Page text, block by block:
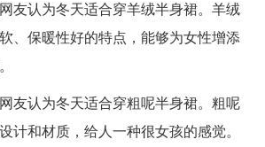
友认为冬天适合穿羊绒半身裙。羊绒
、保暖性好的特点，能够为女性增添
友认为冬天适合穿粗呢半身裙。粗呢
计和材质，给人一种很女孩的感觉。